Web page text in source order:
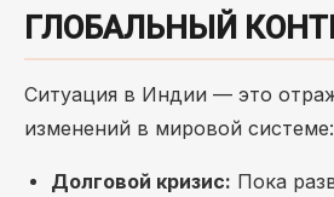
ГЛОБАЛЬНЫЙ
Ситуация в Индии — это
изменений в мировой системе:
Долговой кризис: Пока